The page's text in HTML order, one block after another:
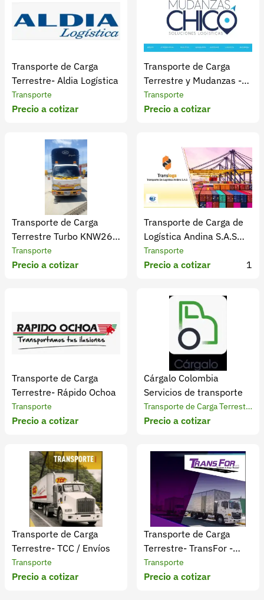
Transporte de Carga
Terrestre- Aldia Logística
Transporte
Precio a cotizar
Transporte de Carga
Terrestre y Mudanzas -
Transportes Chico
Transporte
Precio a cotizar
Transporte de Carga
Terrestre Turbo KNW264
Javier Padilla
Transporte
Precio a cotizar
Transporte de Carga de
Logística Andina S.A.S
Transloga
Transporte
Precio a cotizar 1
Transporte de Carga
Terrestre- Rápido Ochoa
Transporte
Precio a cotizar
Cárgalo Colombia
Servicios de transporte
Transporte de Carga Terrestr
e
Precio a cotizar
Transporte de Carga
Terrestre- TCC / Envíos
Transporte
Precio a cotizar
Transporte de Carga
Terrestre- TransFor -
envíos
Transporte
Precio a cotizar